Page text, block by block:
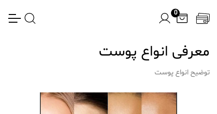
0
معرفی انواع پوست
توضیح انواع پوست